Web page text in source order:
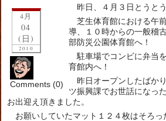
4月
04
(日)
2010
Comments (0)
昨日、４月３日とうと
芝生体育館における午
導、１０時からの一般稽
部防災公園体育館へ！
駐車場でコンビに弁当
育館内へ！
昨日オープンしたばか
ツ振興課でお世話になっ
お出迎え頂きました。
お願いしていたマット１２４枚はそろ